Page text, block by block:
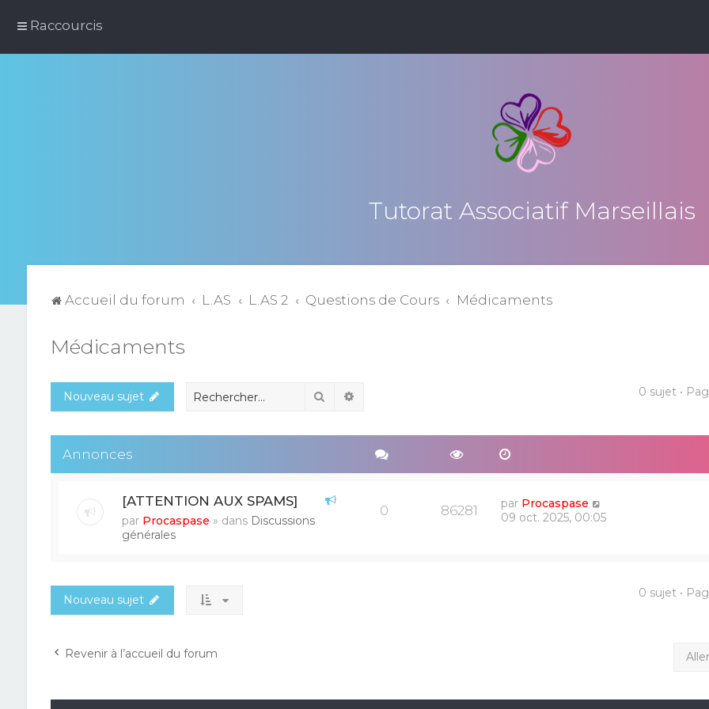
Raccourcis
Tutorat Associatif Marseillais
Accueil du forum L.AS L.AS 2 Questions de Cours Médicaments
Médicaments
Nouveau sujet Rechercher 0 sujet •
Annonces
[ATTENTION AUX SPAMS]
par Procaspase » dans Discussions
générales
0 86281 par Procaspase
09 oct. 2025, 00:05
Nouveau sujet 0 sujet •
Revenir à l’accueil du forum Aller